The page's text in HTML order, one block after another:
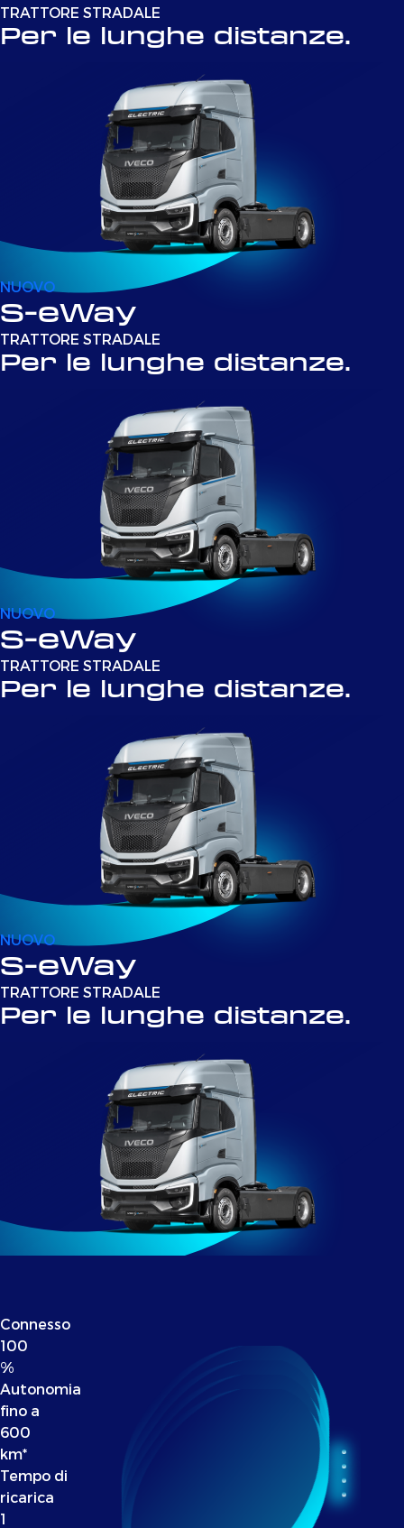
TRATTORE STRADALE
Per le lunghe distanze.
NUOVO
S-eWay
TRATTORE STRADALE
Per le lunghe distanze.
NUOVO
S-eWay
TRATTORE STRADALE
Per le lunghe distanze.
NUOVO
S-eWay
TRATTORE STRADALE
Per le lunghe distanze.
Connesso
100
%
Autonomia
fino a
600
km*
Tempo di
ricarica
1